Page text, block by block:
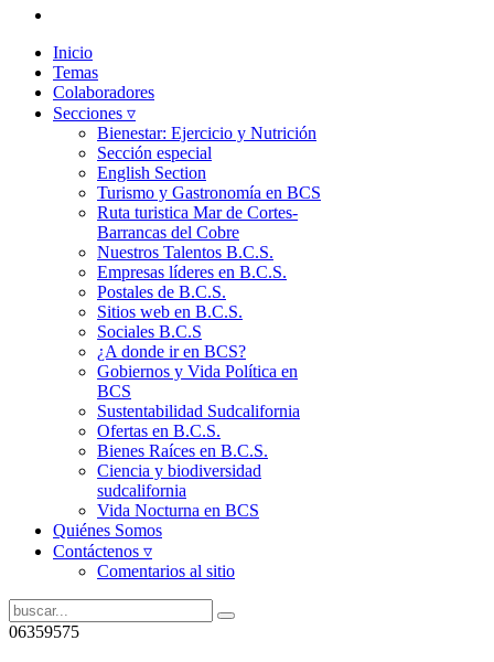
Inicio
Temas
Colaboradores
Secciones ▿
Bienestar: Ejercicio y Nutrición
Sección especial
English Section
Turismo y Gastronomía en BCS
Ruta turistica Mar de Cortes-
Barrancas del Cobre
Nuestros Talentos B.C.S.
Empresas líderes en B.C.S.
Postales de B.C.S.
Sitios web en B.C.S.
Sociales B.C.S
¿A donde ir en BCS?
Gobiernos y Vida Política en
BCS
Sustentabilidad Sudcalifornia
Ofertas en B.C.S.
Bienes Raíces en B.C.S.
Ciencia y biodiversidad
sudcalifornia
Vida Nocturna en BCS
Quiénes Somos
Contáctenos ▿
Comentarios al sitio
06359575